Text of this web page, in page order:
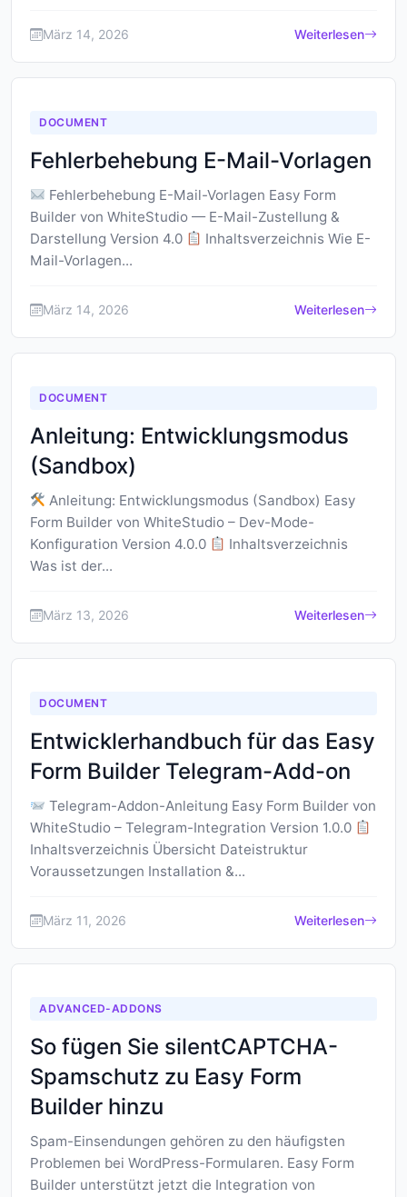
März 14, 2026 Weiterlesen
DOCUMENT
Fehlerbehebung E-Mail-Vorlagen
Fehlerbehebung E-Mail-Vorlagen Easy Form
Builder von WhiteStudio — E-Mail-Zustellung &
Darstellung Version 4.0
Inhaltsverzeichnis Wie E-
Mail-Vorlagen...
März 14, 2026 Weiterlesen
DOCUMENT
Anleitung: Entwicklungsmodus
(Sandbox)
Anleitung: Entwicklungsmodus (Sandbox) Easy
Form Builder von WhiteStudio – Dev-Mode-
Konfiguration Version 4.0.0
Inhaltsverzeichnis
Was ist der...
März 13, 2026 Weiterlesen
DOCUMENT
Entwicklerhandbuch für das Easy
Form Builder Telegram-Add-on
Telegram-Addon-Anleitung Easy Form Builder von
WhiteStudio – Telegram-Integration Version 1.0.0
Inhaltsverzeichnis Übersicht Dateistruktur
Voraussetzungen Installation &...
März 11, 2026 Weiterlesen
ADVANCED-ADDONS
So fügen Sie silentCAPTCHA-
Spamschutz zu Easy Form
Builder hinzu
Spam-Einsendungen gehören zu den häufigsten
Problemen bei WordPress-Formularen. Easy Form
Builder unterstützt jetzt die Integration von